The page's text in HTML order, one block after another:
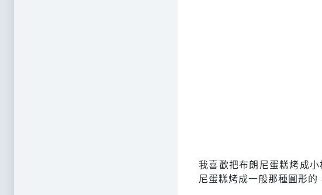
我喜歡把布朗尼蛋糕烤成
尼蛋糕烤成一般那種圓形的